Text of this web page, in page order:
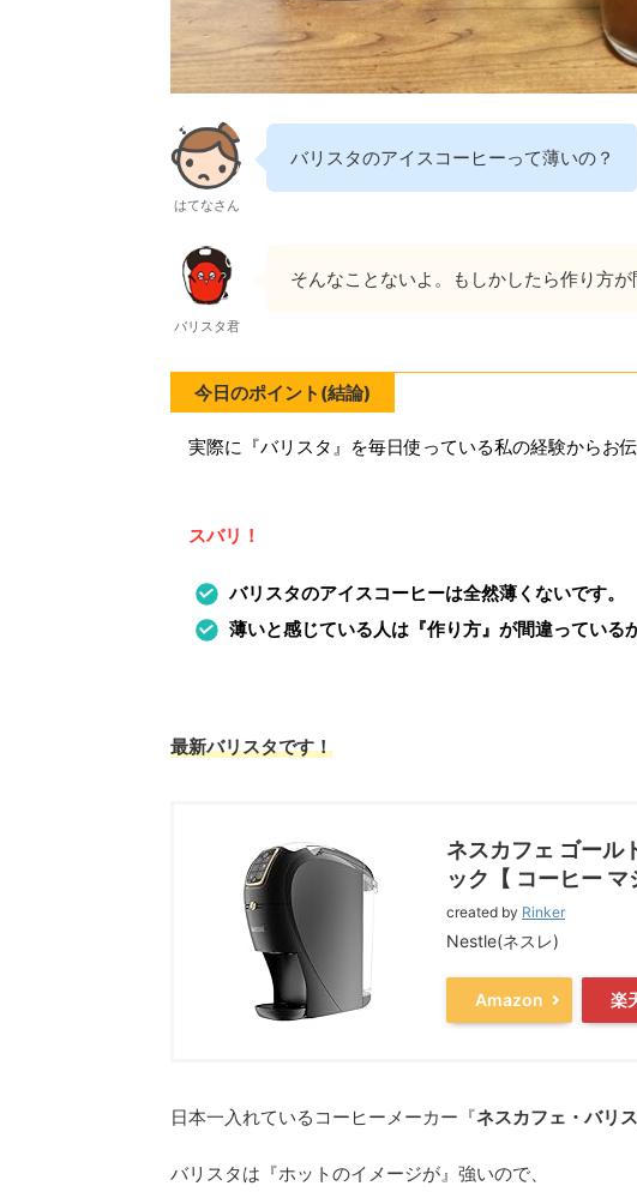
はてなさん
バリスタのアイスコーヒーって薄いの？
バリスタ君
そんなことないよ。もしかしたら作り方が
今日のポイント(結論)
実際に『バリスタ』を毎日使っている私の経験からお伝
スバリ！
バリスタのアイスコーヒーは全然薄くないです。
薄いと感じている人は『作り方』が間違っている
最新バリスタです！
ネスカフェ ゴール
ック【 コーヒー マ
created by Rinker
Nestle(ネスレ)
Amazon 楽
日本一入れているコーヒーメーカー『ネスカフェ・バリ
バリスタは『ホットのイメージが』強いので、